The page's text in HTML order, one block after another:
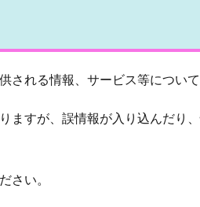
れる情報、サービス等について
ますが、誤情報が入り込んだり
さい。